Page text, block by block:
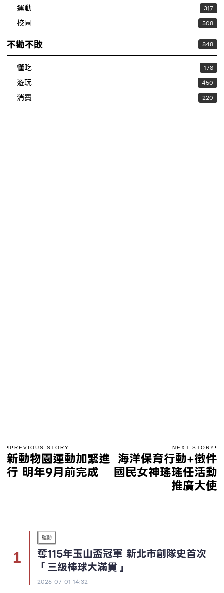
運動 317
校園 508
不勸不敗 848
懂吃 178
遊玩 450
消費 220
PREVIOUS STORY
新動物園運動加緊進
行 明年9月前完成
NEXT STORY
海洋保育行動+徵件
國民女神瑤瑤任活動
推廣大使
運動
奪115年玉山盃冠軍 新北市創隊史首次
「三級棒球大滿貫」
2026-07-01 14:32